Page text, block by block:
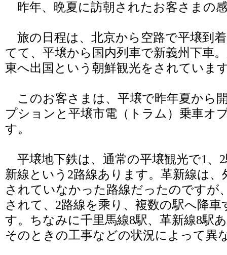
昨年、晩夏に訪朝されたお客さまの
旅の日程は、北京から空路で平壌到
てて、平壌から国内列車で新義州下車
東へ出国という朝鮮観光をされていま
このお客さまは、平壌で昨年夏から
プションと平壌市電（トラム）乗車オ
す。
平壌地下鉄は、通常の平壌観光で1、
新線という2路線あります。革新線は
されていなかった路線だったのですが
されて、2路線を乘り、複数の駅へ降
す。ちなみに千里馬線8駅、革新線8駅
そのときの工事などの状況によって異